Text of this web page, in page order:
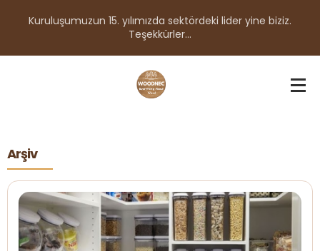
Kuruluşumuzun 15. yılımızda sektördeki lider yine biziz.
Teşekkürler...
Arşiv